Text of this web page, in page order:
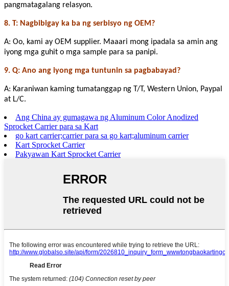
pangmatagalang relasyon.
8. T: Nagbibigay ka ba ng serbisyo ng OEM?
A: Oo, kami ay OEM supplier. Maaari mong ipadala sa amin ang
iyong mga guhit o mga sample para sa panipi.
9. Q: Ano ang iyong mga tuntunin sa pagbabayad?
A: Karaniwan kaming tumatanggap ng T/T, Western Union, Paypal
at L/C.
Ang China ay gumagawa ng Aluminum Color Anodized
Sprocket Carrier para sa Kart
go kart carrier;carrier para sa go kart;aluminum carrier
Kart Sprocket Carrier
Pakyawan Kart Sprocket Carrier